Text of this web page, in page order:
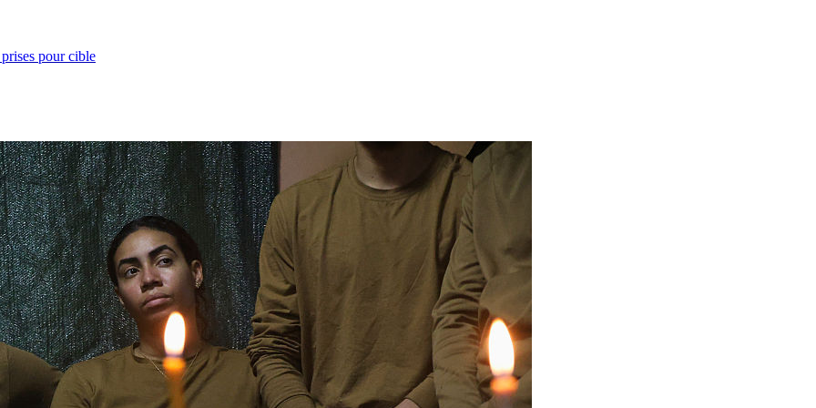
pour cible